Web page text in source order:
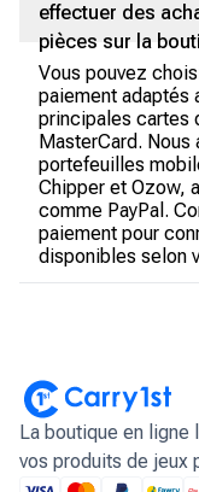
effectuer des
pièces sur la
Vous pouvez
paiement adaptés
principales cartes
MasterCard.
portefeuilles
Chipper et Ozow,
comme PayPal.
paiement pour
disponibles selon
La boutique en ligne
vos produits de jeux